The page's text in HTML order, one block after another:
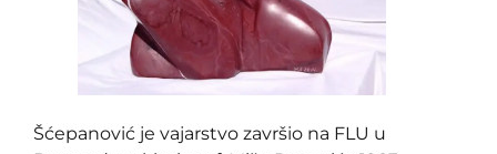
Šćepanović je vajarstvo završio na FLU u